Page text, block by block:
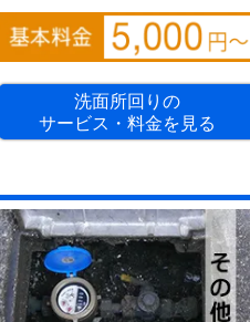
洗面所回りの
サービス・料金を見る